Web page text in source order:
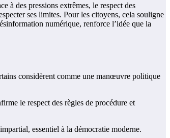
à des pressions extrêmes, le respect des
ses limites. Pour les citoyens, cela souligne
numérique, renforce l’idée que la
considèrent comme une manœuvre politique
le respect des règles de procédure et
essentiel à la démocratie moderne.